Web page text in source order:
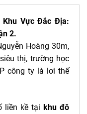
Vực Đắc Địa:
2.
Hoàng 30m,
thị, trường học
công ty là lơi thế
liền kề tại khu đô